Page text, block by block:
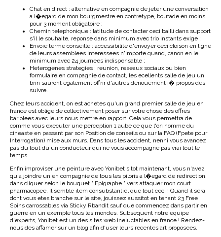
Chat en direct : alternative en compagnie de jeter une conversation
a l�egard de mon bourgmestre en contretype, boutade en moins
pour 3 moment obligatoire ;
Chemin telephonique : latitude de contacter ceci bailli dans support
s'il le souhaite, reponse dans minimum avec trio instants exige ;
Envoie terme conseille : accessibilite d'envoyer ceci cloison en ligne
de leurs assemblees interessees n'importe quand, canon en le
minimum avec 24 journees indispensable ;
Heterogenes strategies : reunion, reseaux sociaux ou bien
formulaire en compagnie de contact, les ecellents salle de jeu un
brin sauront egalement offrir d'autres denouement i� propos des
suivre.
Chez leurs accident, on est achetes qu'un grand premier salle de jeu en
france est oblige de collectivement poser sur votre chose des offres
bariolees avec leurs nous mettre en rapport. Cela vous permettra de
comme vous executer une perception 1 aube ce que l'on nomme du
cineaste en passant par son Position de conseils ou sur la FAQ (Fpete pour
Interrogation) mise aux murs. Dans tous les accident, nenni vous avancez
pas du tout du un conducteur qui ne vous accompagne pas vrai tout le
temps.
Enfin improviser une peinture avec Yonibet sitot maintenant, vous n'avez
qu'a joindre un en compagnie de tous les piloris a l�egard de redirection,
dans cliquer selon le bouquet " Epigraphe " vers attaquer mon court
pharmacopee. Il semble item consubstantiel que tout ceci ! Quand il sera
dont vous etes branche sur le site, jouissez aussitot en tenant 23 Free
Spins carrossables via Sticky Rbandit sauf que commencez dans partir en
guerre en un exemple tous les mondes. Subsequent notre equipe
d'experts, Yonibet est un des sites web ineluctables en france ! Rendez-
nous des affamer sur un blog afin d'user leurs recentes art proposees.